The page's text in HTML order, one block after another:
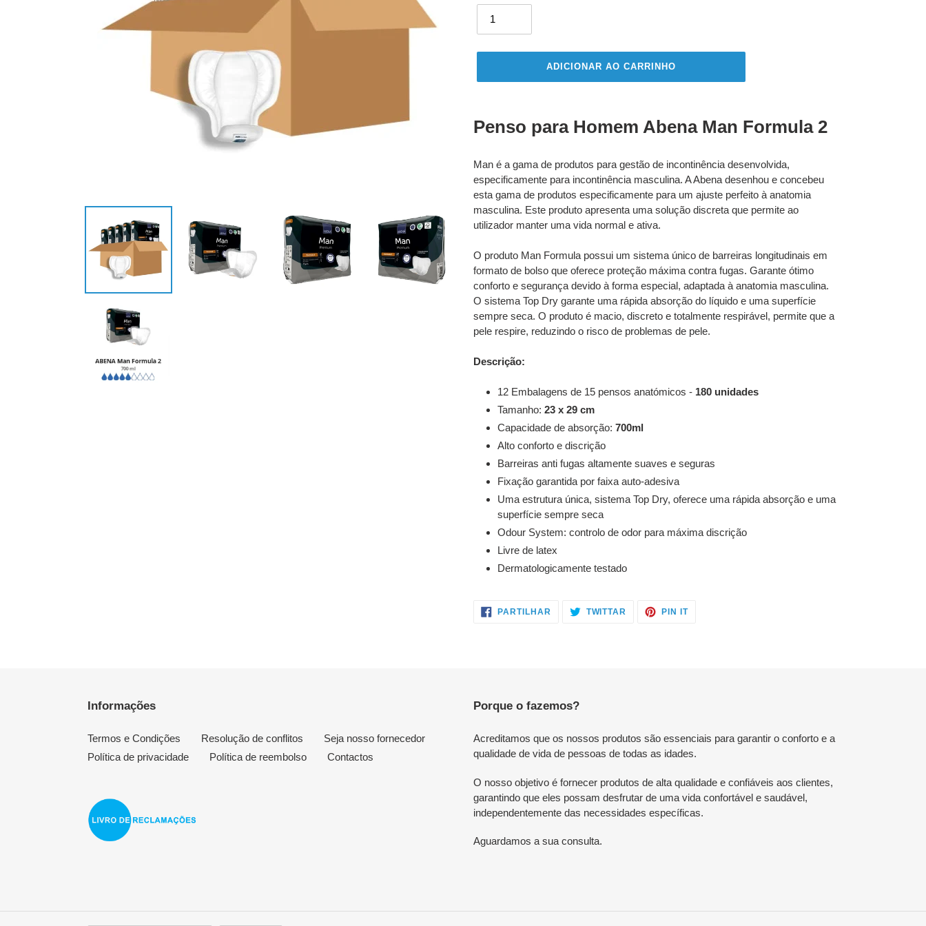
ADICIONAR AO CARRINHO
produto
seu
carrinho
Penso para Homem Abena Man Formula 2
Man é a gama de produtos para gestão de incontinência desenvolvida,
especificamente para incontinência masculina. A Abena desenhou e concebeu
esta gama de produtos especificamente para um ajuste perfeito à anatomia
masculina. Este produto apresenta uma solução discreta que permite ao
utilizador manter uma vida normal e ativa.
O produto Man Formula possui um sistema único de barreiras longitudinais em
formato de bolso que oferece proteção máxima contra fugas. Garante ótimo
conforto e segurança devido à forma especial, adaptada à anatomia masculina.
O sistema Top Dry garante uma rápida absorção do líquido e uma superfície
sempre seca. O produto é macio, discreto e totalmente respirável, permite que a
pele respire, reduzindo o risco de problemas de pele.
Descrição:
12 Embalagens de 15 pensos anatómicos - 180 unidades
Tamanho: 23 x 29 cm
Capacidade de absorção: 700ml
Alto conforto e discrição
Barreiras anti fugas altamente suaves e seguras
Fixação garantida por faixa auto-adesiva
Uma estrutura única, sistema Top Dry, oferece uma rápida absorção e uma
superfície sempre seca
Odour System: controlo de odor para máxima discrição
Livre de latex
Dermatologicamente testado
PARTILHAR PARTILHE
NO
TWITTAR TWITTARPIN ITADICIONE
Informações
Termos e Condições Resolução de conflitos
Seja nosso fornecedor
Política de privacidade
Política de reembolso Contactos
Porque o fazemos?
Acreditamos que os nossos produtos são essenciais para garantir o conforto e a
qualidade de vida de pessoas de todas as idades.
O nosso objetivo é fornecer produtos de alta qualidade e confiáveis aos clientes,
garantindo que eles possam desfrutar de uma vida confortável e saudável,
independentemente das necessidades específicas.
Aguardamos a sua consulta.